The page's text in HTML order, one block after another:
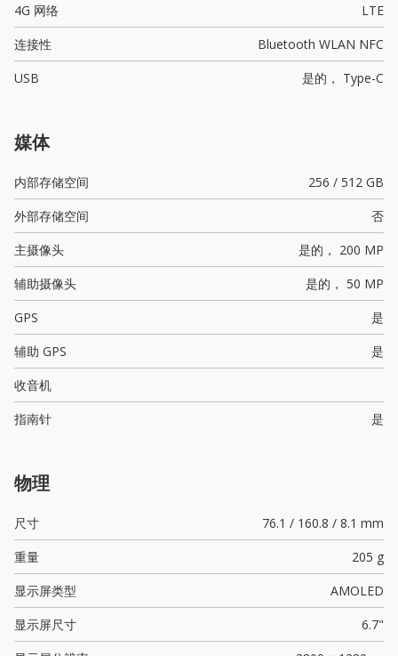
4G 网络
LTE
连接性
Bluetooth WLAN NFC
USB
是的， Type-C
媒体
内部存储空间
256 / 512 GB
外部存储空间
否
主摄像头
是的， 200 MP
辅助摄像头
是的， 50 MP
GPS
是
辅助 GPS
是
收音机
指南针
是
物理
尺寸
76.1 / 160.8 / 8.1 mm
重量
205 g
显示屏类型
AMOLED
显示屏尺寸
6.7"